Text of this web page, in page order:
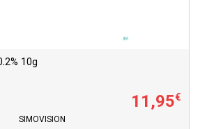
10g
11,95€
SIMOVISION